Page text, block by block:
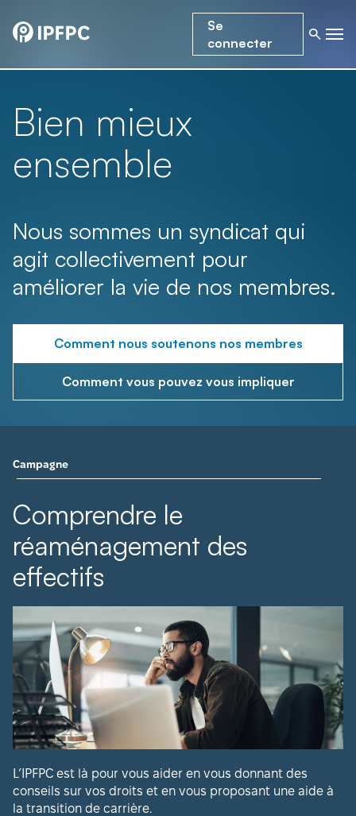
Se
connecter
Bien mieux
ensemble
Nous sommes un syndicat qui
agit collectivement pour
améliorer la vie de nos membres.
Comment nous soutenons nos membres
Comment vous pouvez vous impliquer
Campagne
Comprendre le
réaménagement des
effectifs
L’IPFPC est là pour vous aider en vous donnant des
conseils sur vos droits et en vous proposant une aide à
la transition de carrière.